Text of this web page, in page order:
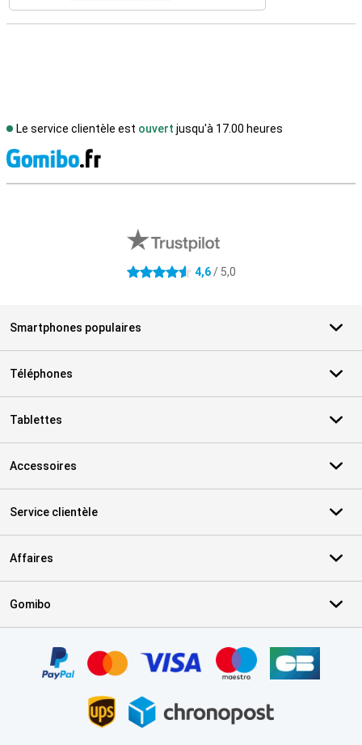
Le service clientèle est ouvert jusqu'à 17.00 heures
4.6 étoiles 4,6/ 5,0
Smartphones populaires
Téléphones
Tablettes
Accessoires
Service clientèle
Affaires
Gomibo